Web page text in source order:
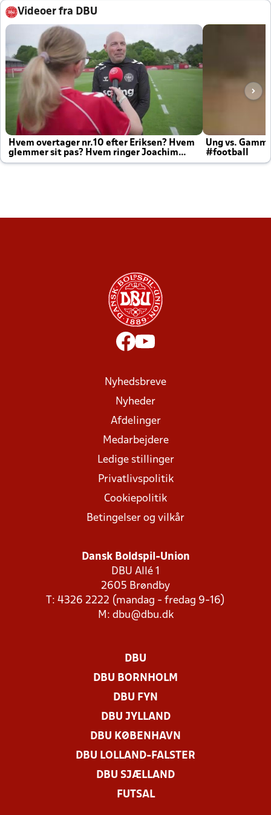
Videoer fra DBU
Hvem overtager nr.10 efter Eriksen? Hvem
glemmer sit pas? Hvem ringer Joachim
altid til efter kampe?
Ung vs.
#football
Nyhedsbreve
Nyheder
Afdelinger
Medarbejdere
Ledige stillinger
Privatlivspolitik
Cookiepolitik
Betingelser og vilkår
Dansk Boldspil-Union
DBU Allé 1
2605 Brøndby
T: 4326 2222 (mandag - fredag 9-16)
M: dbu@dbu.dk
DBU
DBU BORNHOLM
DBU FYN
DBU JYLLAND
DBU KØBENHAVN
DBU LOLLAND-FALSTER
DBU SJÆLLAND
FUTSAL